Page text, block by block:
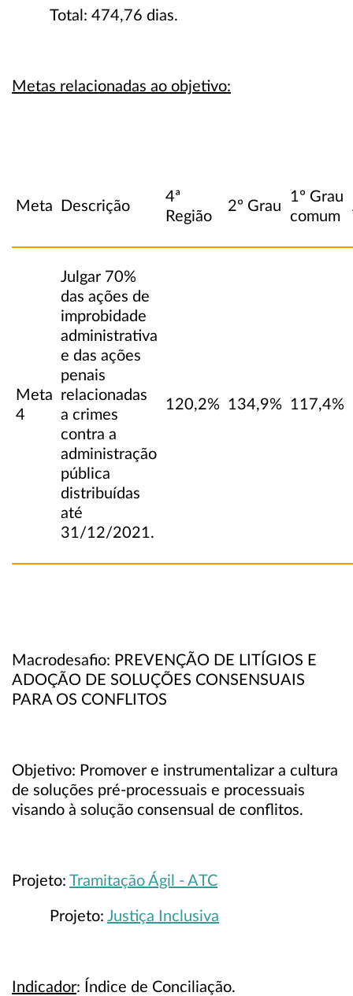
Total: 474,76 dias.
Metas relacionadas ao objetivo:
Meta Descrição
4ª
Região
2º Grau
1º Grau
comum
Meta
4
Julgar 70%
das ações de
improbidade
administrativa
e das ações
penais
relacionadas
a crimes
contra a
administração
pública
distribuídas
até
31/12/2021.
120,2% 134,9% 117,4%
Macrodesafio: PREVENÇÃO DE LITÍGIOS E
ADOÇÃO DE SOLUÇÕES CONSENSUAIS
PARA OS CONFLITOS
Objetivo: Promover e instrumentalizar a cultura
de soluções pré-processuais e processuais
visando à solução consensual de conflitos.
Projeto: Tramitação Ágil - ATC
Projeto: Justiça Inclusiva
Indicador: Índice de Conciliação.